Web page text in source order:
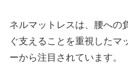
ネルマットレスは、腰への
ぐ支えることを重視したマ
ーから注目されています。